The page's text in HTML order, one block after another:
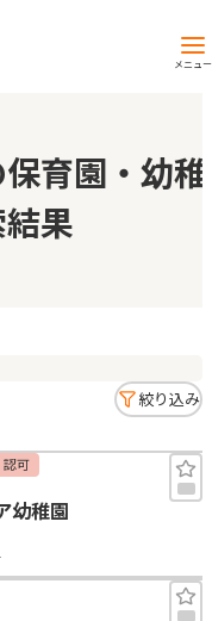
メニュー
育園・幼稚
果
絞り込み
認可
幼稚園